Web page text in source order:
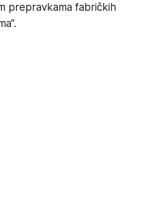
prepravkama fabričkih